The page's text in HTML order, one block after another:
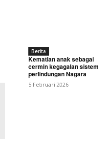
Berita
Kematian anak sebagai
cermin kegagalan sistem
perlindungan Nagara
5 Februari 2026